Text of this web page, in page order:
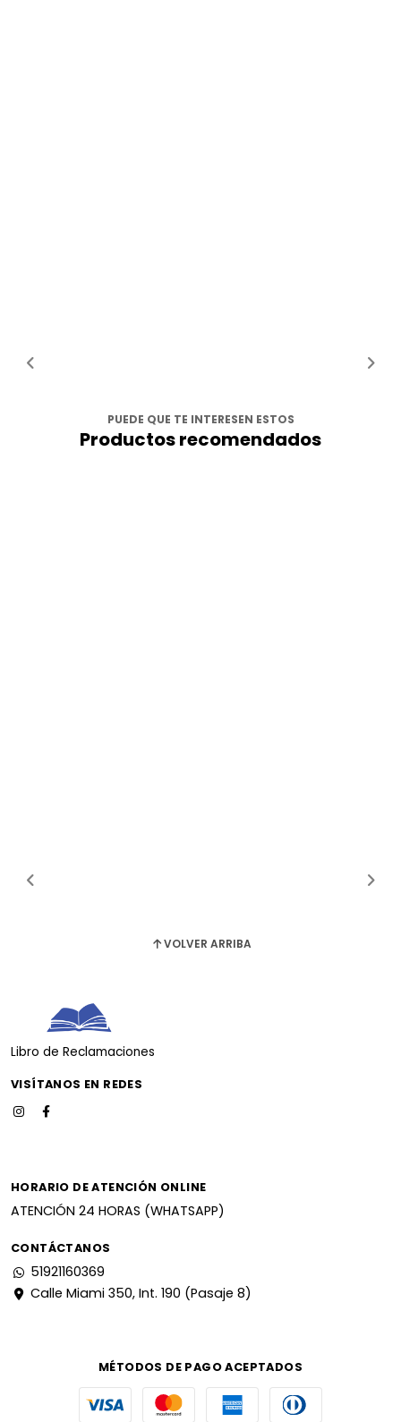
PUEDE QUE TE INTERESEN ESTOS
Productos recomendados
VOLVER ARRIBA
Libro de Reclamaciones
VISÍTANOS EN REDES
HORARIO DE ATENCIÓN ONLINE
ATENCIÓN 24 HORAS (WHATSAPP)
CONTÁCTANOS
51921160369
Calle Miami 350, Int. 190 (Pasaje 8)
MÉTODOS DE PAGO ACEPTADOS